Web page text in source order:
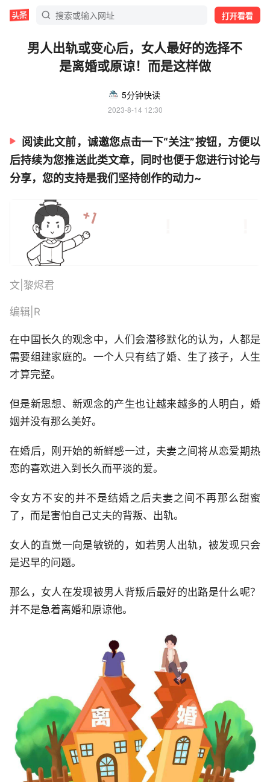
打开看看
男人出轨或变心后，女人最好的选择不
是离婚或原谅！而是这样做
5分钟快读
2023-8-14 12:30
阅读此文前，诚邀您点击一下“关注”按钮，方便以
后持续为您推送此类文章，同时也便于您进行讨论与
分享，您的支持是我们坚持创作的动力~
文|黎烬君
编辑|R
在中国长久的观念中，人们会潜移默化的认为，人都是
需要组建家庭的。一个人只有结了婚、生了孩子，人生
才算完整。
但是新思想、新观念的产生也让越来越多的人明白，婚
姻并没有那么美好。
在婚后，刚开始的新鲜感一过，夫妻之间将从恋爱期热
恋的喜欢进入到长久而平淡的爱。
令女方不安的并不是结婚之后夫妻之间不再那么甜蜜
了，而是害怕自己丈夫的背叛、出轨。
女人的直觉一向是敏锐的，如若男人出轨，被发现只会
是迟早的问题。
那么，女人在发现被男人背叛后最好的出路是什么呢？
并不是急着离婚和原谅他。